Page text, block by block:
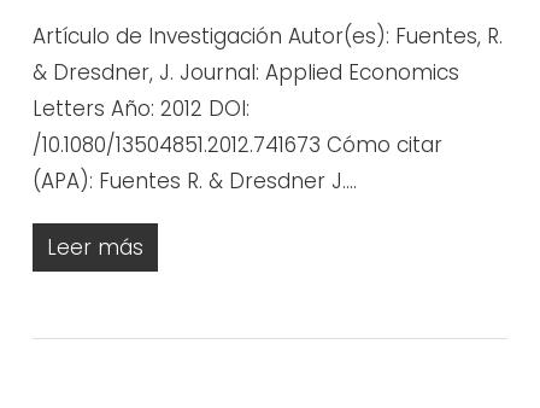
Artículo de Investigación Autor(es): Fuentes, R.
& Dresdner, J. Journal: Applied Economics
Letters Año: 2012 DOI:
/10.1080/13504851.2012.741673 Cómo citar
(APA): Fuentes R. & Dresdner J.…
Leer más